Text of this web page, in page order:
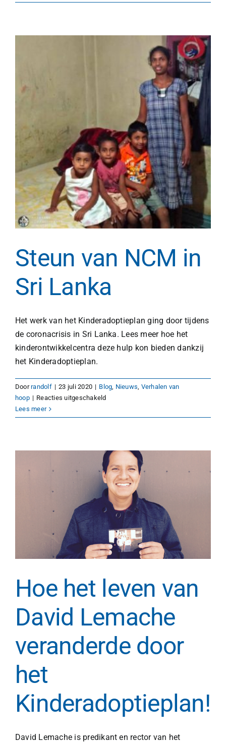
in
Steun van NCM in
Sri Lanka
Het werk van het Kinderadoptieplan ging door tijdens
de coronacrisis in Sri Lanka. Lees meer hoe het
kinderontwikkelcentra deze hulp kon bieden dankzij
het Kinderadoptieplan.
Doorrandolf | 23 juli 2020 | Blog, Nieuws, Verhalen van
hoop | Reacties uitgeschakeldvoor
van
Sri
Lanka
Lees meer
Hoe het leven van
David Lemache
veranderde door
het
Kinderadoptieplan!
David Lemache is predikant en rector van het